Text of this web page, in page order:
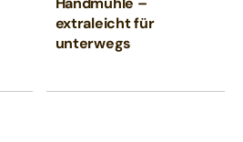
extraleicht für
unterwegs